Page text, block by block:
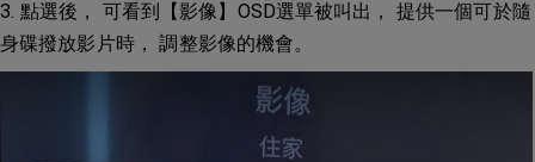
3. 點選後， 可看到【影像】OSD選單被叫出， 提供一個可於隨
身碟撥放影片時， 調整影像的機會。